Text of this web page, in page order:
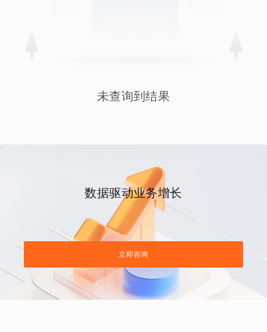
未查询到结果
数据驱动业务增长
立即咨询